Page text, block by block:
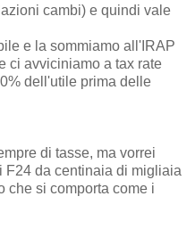
cambi) e quindi vale
e la sommiamo all'IRAP
ci avviciniamo a tax rate
dell'utile prima delle
di tasse, ma vorrei
F24 da centinaia di migliaia
che si comporta come i